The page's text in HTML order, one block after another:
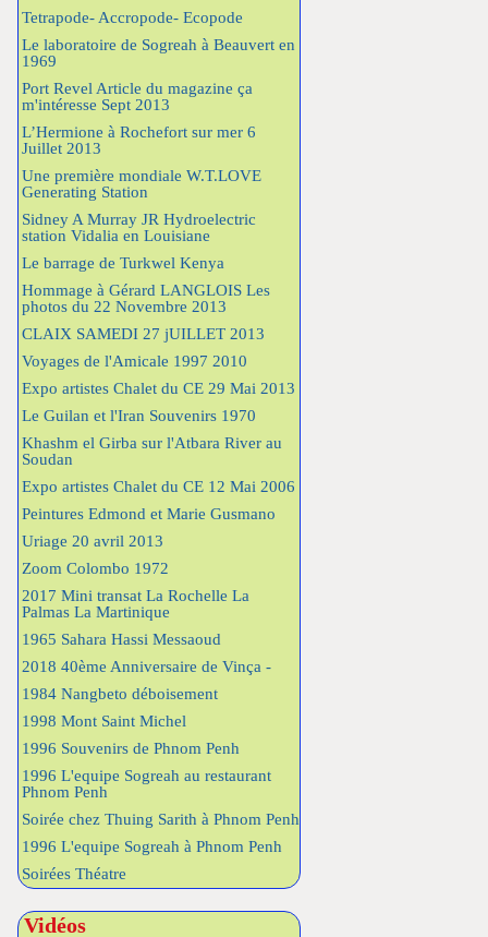
Tetrapode- Accropode- Ecopode
Le laboratoire de Sogreah à Beauvert en
1969
Port Revel Article du magazine ça
m'intéresse Sept 2013
L’Hermione à Rochefort sur mer 6
Juillet 2013
Une première mondiale W.T.LOVE
Generating Station
Sidney A Murray JR Hydroelectric
station Vidalia en Louisiane
Le barrage de Turkwel Kenya
Hommage à Gérard LANGLOIS Les
photos du 22 Novembre 2013
CLAIX SAMEDI 27 jUILLET 2013
Voyages de l'Amicale 1997 2010
Expo artistes Chalet du CE 29 Mai 2013
Le Guilan et l'Iran Souvenirs 1970
Khashm el Girba sur l'Atbara River au
Soudan
Expo artistes Chalet du CE 12 Mai 2006
Peintures Edmond et Marie Gusmano
Uriage 20 avril 2013
Zoom Colombo 1972
2017 Mini transat La Rochelle La
Palmas La Martinique
1965 Sahara Hassi Messaoud
2018 40ème Anniversaire de Vinça -
1984 Nangbeto déboisement
1998 Mont Saint Michel
1996 Souvenirs de Phnom Penh
1996 L'equipe Sogreah au restaurant
Phnom Penh
Soirée chez Thuing Sarith à Phnom Penh
1996 L'equipe Sogreah à Phnom Penh
Soirées Théatre
Vidéos